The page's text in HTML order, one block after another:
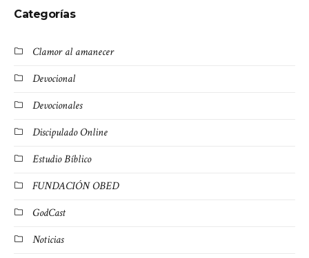
Categorías
Clamor al amanecer
Devocional
Devocionales
Discipulado Online
Estudio Bíblico
FUNDACIÓN OBED
GodCast
Noticias